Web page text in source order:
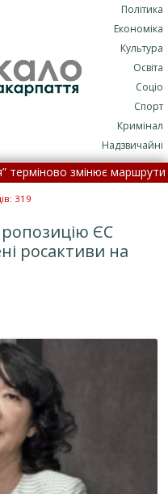
Політика
Економіка
Культура
Освіта
Соціо
Спорт
Кримінал
Надзвичайні
змінює маршрути • Ще
про доходи у паперовому
319
ЄС
росактиви на